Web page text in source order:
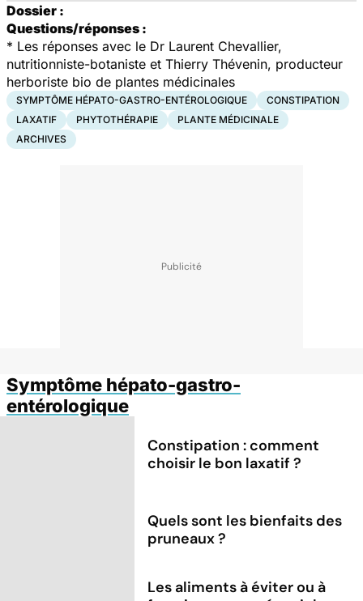
Dossier :
Questions/réponses :
* Les réponses avec le Dr Laurent Chevallier,
nutritionniste-botaniste et Thierry Thévenin, producteur
herboriste bio de plantes médicinales
SYMPTÔME HÉPATO-GASTRO-ENTÉROLOGIQUE
CONSTIPATION
LAXATIF
PHYTOTHÉRAPIE
PLANTE MÉDICINALE
ARCHIVES
Symptôme hépato-gastro-
entérologique
Constipation : comment
choisir le bon laxatif ?
Quels sont les bienfaits des
pruneaux ?
Les aliments à éviter ou à